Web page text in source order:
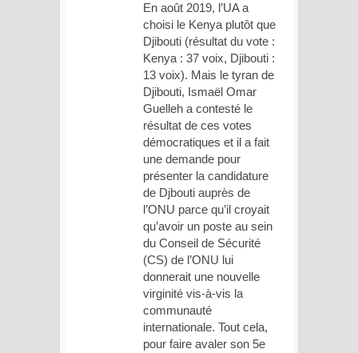
En août 2019, l’UA a
choisi le Kenya plutôt que
Djibouti (résultat du vote :
Kenya : 37 voix, Djibouti :
13 voix). Mais le tyran de
Djibouti, Ismaël Omar
Guelleh a contesté le
résultat de ces votes
démocratiques et il a fait
une demande pour
présenter la candidature
de Djbouti auprès de
l’ONU parce qu’il croyait
qu’avoir un poste au sein
du Conseil de Sécurité
(CS) de l’ONU lui
donnerait une nouvelle
virginité vis-à-vis la
communauté
internationale. Tout cela,
pour faire avaler son 5e